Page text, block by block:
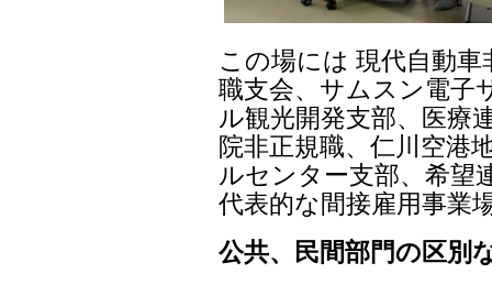
この場には 現代自動
職支会、サムスン電子
ル観光開発支部、医療
院非正規職、仁川空港
ルセンター支部、希望
代表的な間接雇用事業
公共、民間部門の区別